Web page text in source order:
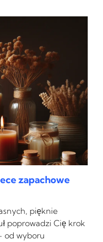
zapachowe
pięknie
poprowadzi Cię krok
od wyboru